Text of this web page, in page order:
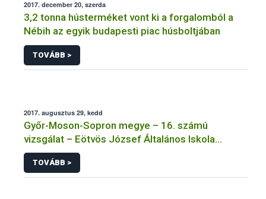
2017. december 20, szerda
3,2 tonna hústerméket vont ki a forgalomból a
Nébih az egyik budapesti piac húsboltjában
TOVÁBB >
2017. augusztus 29, kedd
Győr-Moson-Sopron megye – 16. számú
vizsgálat – Eötvös József Általános Iskola
Tálalókonyha – Bősárkány
TOVÁBB >